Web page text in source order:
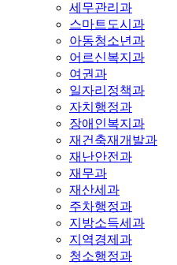
세무관리과
스마트도시과
아동청소년과
어르신복지과
여권과
일자리정책과
자치행정과
장애인복지과
재건축재개발과
재난안전과
재무과
재산세과
주차행정과
지방소득세과
지역경제과
청소행정과